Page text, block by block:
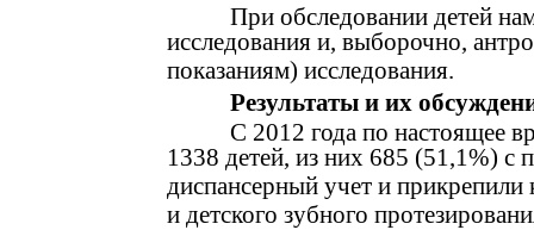
При обследовании детей
исследования и, выборочно,
показаниям) исследования.
Результаты и их
С 2012 года по настоящее
1338 детей, из них 685 (51,1%) с
диспансерный учет и
и детского зубного